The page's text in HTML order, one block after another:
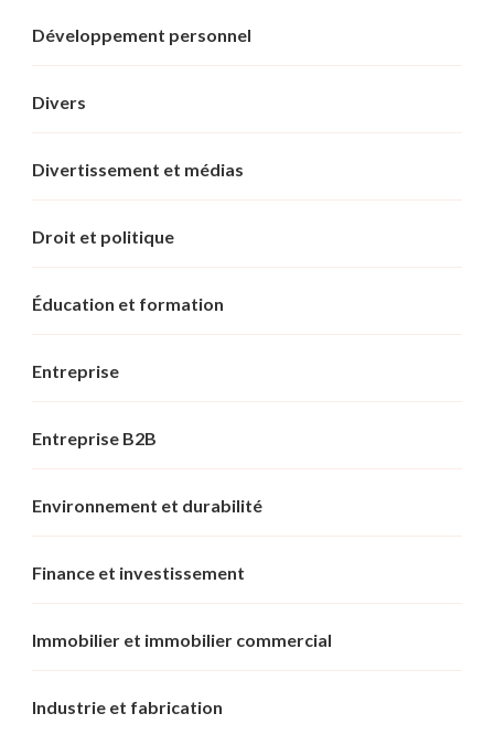
Développement personnel
Divers
Divertissement et médias
Droit et politique
Éducation et formation
Entreprise
Entreprise B2B
Environnement et durabilité
Finance et investissement
Immobilier et immobilier commercial
Industrie et fabrication